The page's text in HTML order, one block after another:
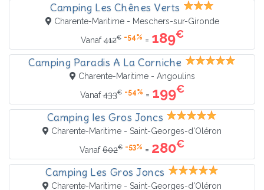
Camping Les Chênes Verts
Charente-Maritime - Meschers-sur-Gironde
Vanaf412€ -54% = 189€
Camping Paradis A La Corniche
Charente-Maritime - Angoulins
Vanaf433€ -54% = 199€
Camping les Gros Joncs
Charente-Maritime - Saint-Georges-d'Oléron
Vanaf602€ -53% = 280€
Camping Les Gros Joncs
Charente-Maritime - Saint-Georges-d'Oléron